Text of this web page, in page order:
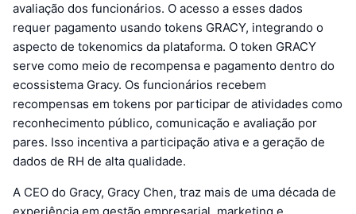
avaliação dos funcionários. O acesso a esses dados
requer pagamento usando tokens GRACY, integrando o
aspecto de tokenomics da plataforma. O token GRACY
serve como meio de recompensa e pagamento dentro do
ecossistema Gracy. Os funcionários recebem
recompensas em tokens por participar de atividades como
reconhecimento público, comunicação e avaliação por
pares. Isso incentiva a participação ativa e a geração de
dados de RH de alta qualidade.
A CEO do Gracy, Gracy Chen, traz mais de uma década de